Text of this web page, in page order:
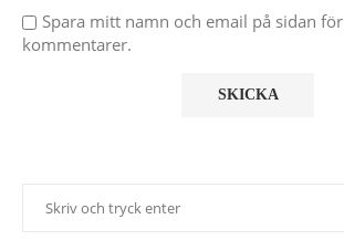
Spara mitt namn och email på sidan
kommentarer.